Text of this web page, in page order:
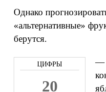
Однако
«альтернативные»
берутся.
20
—